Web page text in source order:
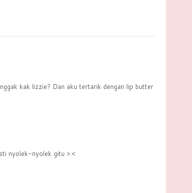
kak lizzie? Dan aku tertarik dengan lip butter
nyolek-nyolek gitu >.<